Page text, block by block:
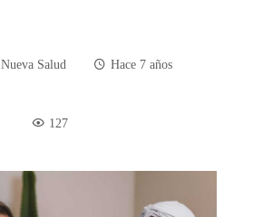
Nueva Salud Hace 7 años
127